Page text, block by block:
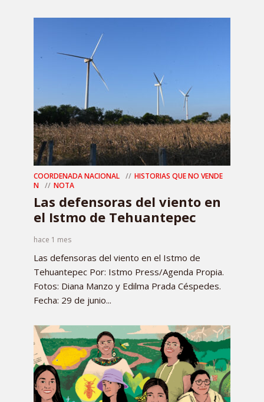
COORDENADA NACIONAL
HISTORIAS QUE NO VENDE
N
NOTA
Las defensoras del viento en
el Istmo de Tehuantepec
hace 1 mes
Las defensoras del viento en el Istmo de
Tehuantepec Por: Istmo Press/Agenda Propia.
Fotos: Diana Manzo y Edilma Prada Céspedes.
Fecha: 29 de junio...